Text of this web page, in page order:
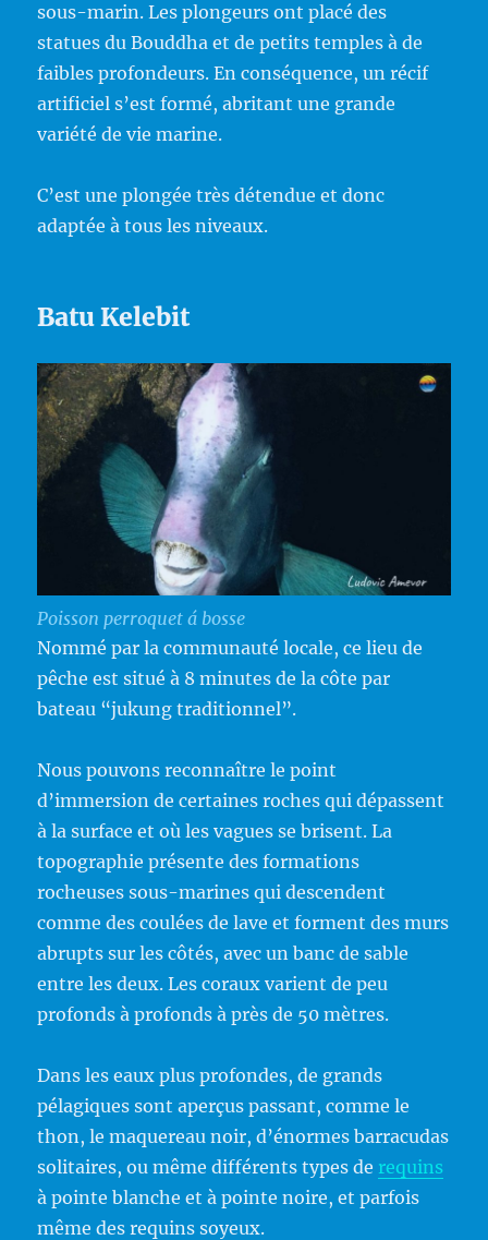
sous-marin. Les plongeurs ont placé des
statues du Bouddha et de petits temples à de
faibles profondeurs. En conséquence, un récif
artificiel s’est formé, abritant une grande
variété de vie marine.
C’est une plongée très détendue et donc
adaptée à tous les niveaux.
Batu Kelebit
Poisson perroquet á bosse
Nommé par la communauté locale, ce lieu de
pêche est situé à 8 minutes de la côte par
bateau “jukung traditionnel”.
Nous pouvons reconnaître le point
d’immersion de certaines roches qui dépassent
à la surface et où les vagues se brisent. La
topographie présente des formations
rocheuses sous-marines qui descendent
comme des coulées de lave et forment des murs
abrupts sur les côtés, avec un banc de sable
entre les deux. Les coraux varient de peu
profonds à profonds à près de 50 mètres.
Dans les eaux plus profondes, de grands
pélagiques sont aperçus passant, comme le
thon, le maquereau noir, d’énormes barracudas
solitaires, ou même différents types de requins
à pointe blanche et à pointe noire, et parfois
même des requins soyeux.